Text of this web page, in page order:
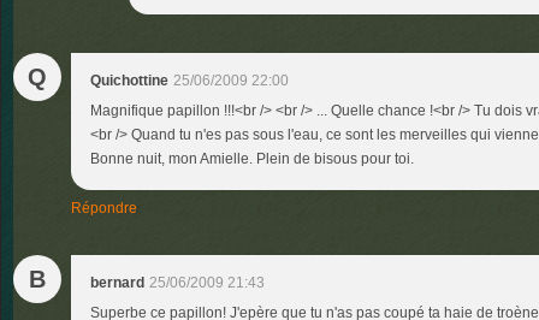
Q Quichottine 25/06/2009 22:00
Magnifique papillon !!!<br /> <br /> ... Quelle chance !<br /> Tu dois
<br /> Quand tu n'es pas sous l'eau, ce sont les merveilles qui
Bonne nuit, mon Amielle. Plein de bisous pour toi.
Répondre
B bernard 25/06/2009 21:43
Superbe ce papillon! J'epère que tu n'as pas coupé ta haie de